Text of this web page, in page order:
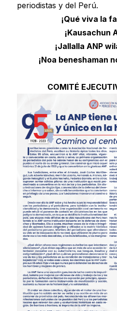
periodistas y del Perú.
¡Qué viva la
¡Kausachun
¡Jallalla ANP
¡Noa beneshaman
COMITÉ